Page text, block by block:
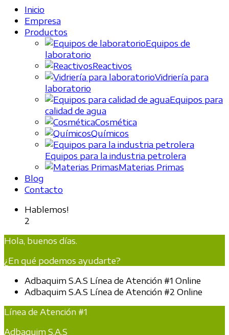
Inicio
Empresa
Productos
Equipos de
laboratorio
Reactivos
Vidriería para
laboratorio
Equipos para
calidad de agua
Cosmética
Químicos
Equipos para la industria petrolera
Materias Primas
Blog
Contacto
Hablemos!
2
Hola, buenos días.
¿En qué podemos ayudarte?
Adbaquim S.A.S Línea de Atención #1 Online
Adbaquim S.A.S Línea de Atención #2 Online
Línea de Atención #1
Adbaquim S.A.S